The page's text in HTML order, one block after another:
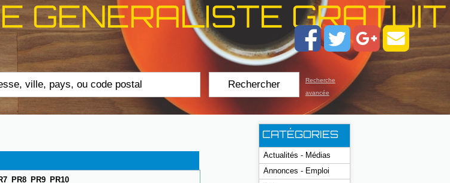
GENERALISTE GRATUIT
Recherche
avancée
PR8 PR9 PR10
CATÉGORIES
Actualités - Médias
Annonces - Emploi